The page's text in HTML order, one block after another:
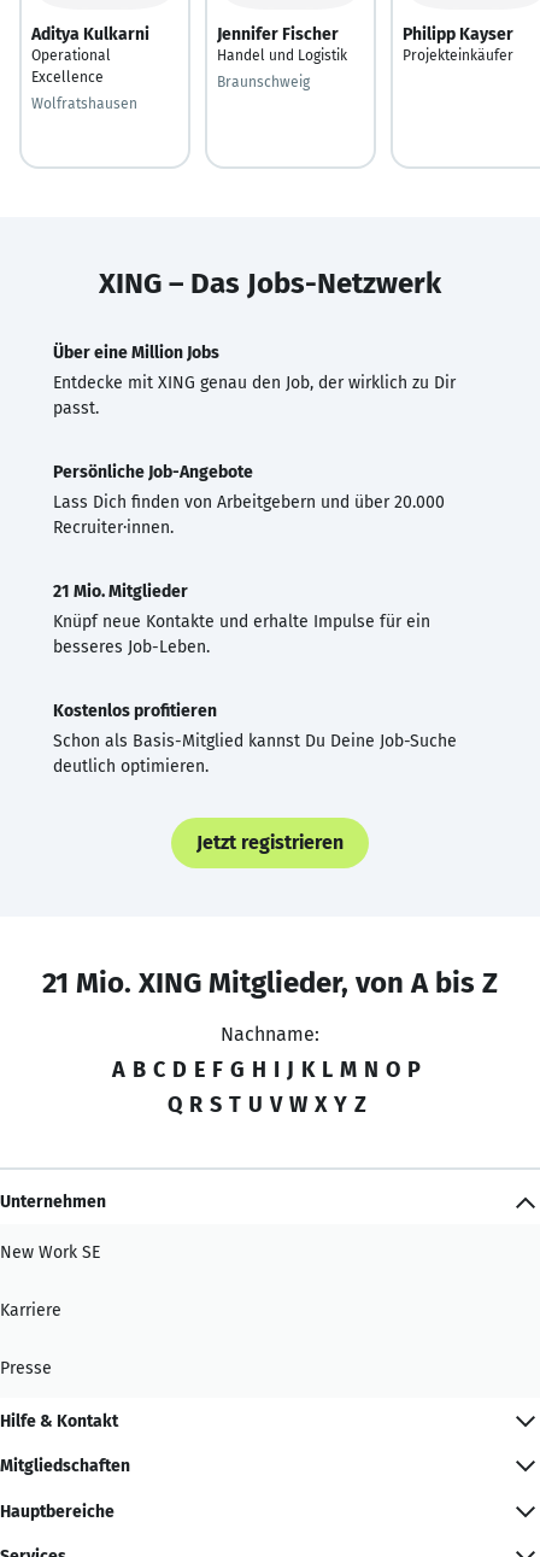
Aditya Kulkarni
Operational
Excellence
Wolfratshausen
Jennifer Fischer
Handel und Logistik
Braunschweig
Philipp Kayser
Projekteinkäufer
XING – Das Jobs-Netzwerk
Über eine Million Jobs
Entdecke mit XING genau den Job, der wirklich zu Dir
passt.
Persönliche Job-Angebote
Lass Dich finden von Arbeitgebern und über 20.000
Recruiter·innen.
21 Mio. Mitglieder
Knüpf neue Kontakte und erhalte Impulse für ein
besseres Job-Leben.
Kostenlos profitieren
Schon als Basis-Mitglied kannst Du Deine Job-Suche
deutlich optimieren.
Jetzt registrieren
21 Mio. XING Mitglieder, von A bis Z
Nachname:
A B C D E F G H I J K L M N O P
Q R S T U V W X Y Z
Unternehmen
New Work SE
Karriere
Presse
Hilfe & Kontakt
Mitgliedschaften
Hauptbereiche